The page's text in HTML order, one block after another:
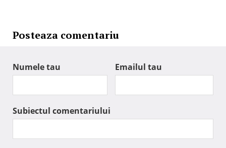
Posteaza comentariu
Numele tau Emailul tau
Subiectul comentariului